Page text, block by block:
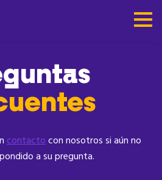
contacto con nosotros si aún no
a su pregunta.